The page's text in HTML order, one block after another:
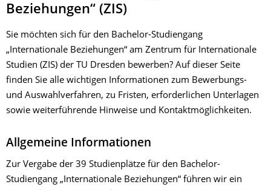
Beziehungen“ (ZIS)
Sie möchten sich für den Bachelor-Studiengang
„Internationale Beziehungen“ am Zentrum für Internationale
Studien (ZIS) der TU Dresden bewerben? Auf dieser Seite
finden Sie alle wichtigen Informationen zum Bewerbungs-
und Auswahlverfahren, zu Fristen, erforderlichen Unterlagen
sowie weiterführende Hinweise und Kontaktmöglichkeiten.
Allgemeine Informationen
Zur Vergabe der 39 Studienplätze für den Bachelor-
Studiengang „Internationale Beziehungen“ führen wir ein